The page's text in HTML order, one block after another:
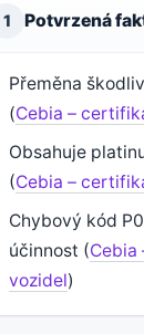
1 Potvrzená
Přeměna
(Cebia –
Obsahuje
(Cebia –
Chybový kód
účinnost (
vozidel)